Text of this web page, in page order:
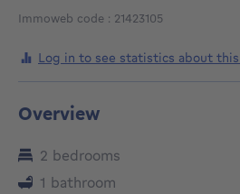
Immoweb code : 21423105
Log in to see statistics about
Overview
2 bedrooms
1 bathroom